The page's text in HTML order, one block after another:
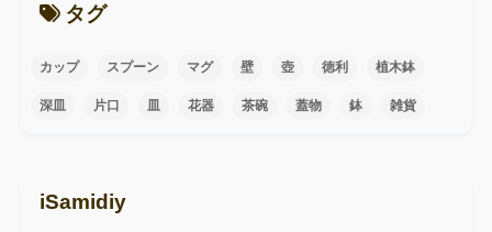
タグ
カップ スプーン マグ 壁 壺 徳利 植木鉢
深皿 片口 皿 花器 茶碗 蓋物 鉢 雑貨
iSamidiy